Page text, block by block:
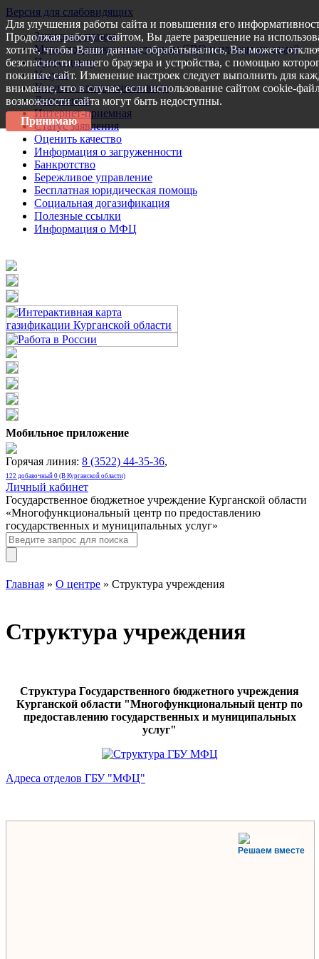
Версия для слабовидящих
Запись на прием
Меры поддержки участникам СВО и членам их семей
Пресс-центр
Услуги
Услуги в электронном виде
Документы
Интернет-приемная
Статус заявления
Оценить качество
Информация о загруженности
Банкротство
Бережливое управление
Бесплатная юридическая помощь
Социальная догазификация
Полезные ссылки
Информация о МФЦ
Мобильное приложение
Горячая линия: 8 (3522) 44-35-36,
122 добавочный 0 (В Курганской области)
Личный кабинет
Государственное бюджетное учреждение Курганской области
«Многофункциональный центр по предоставлению
государственных и муниципальных услуг»
Главная » О центре » Структура учреждения
Структура учреждения
Структура Государственного бюджетного учреждения
Курганской области "Многофункциональный центр по
предоставлению государственных и муниципальных
услуг"
Адреса отделов ГБУ "МФЦ"
Решаем вместе
Для улучшения работы сайта и повышения его
Продолжая работу с сайтом, Вы даете разрешение на
хотите, чтобы Ваши данные обрабатывались, Вы можете
безопасности вашего браузера и устройства, с помощью
покиньте сайт. Изменение настроек следует выполнить для
внимание, что в случае, если использование сайтом cookie-
возможности сайта могут быть недоступны.
Принимаю